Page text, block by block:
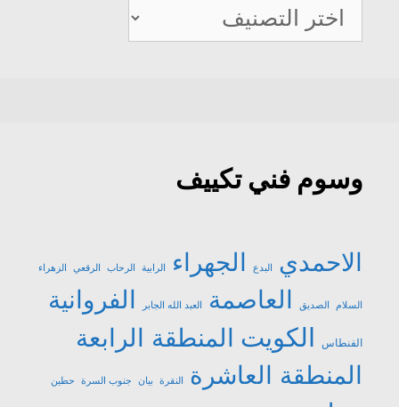
صيانة
تكييف
وسوم فني تكييف
الاحمدي البدع الجهراء الرابية الرحاب الرقعي الزهراء
السلام الصديق العاصمة العبد الله الجابر الفروانية
الفنطاس الكويت المنطقة الرابعة
المنطقة العاشرة
النقرة بيان جنوب السرة حطين